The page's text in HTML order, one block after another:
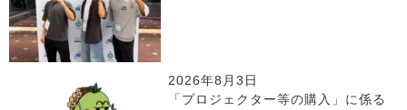
2026年8月3日
「プロジェクター等の購入」に係る